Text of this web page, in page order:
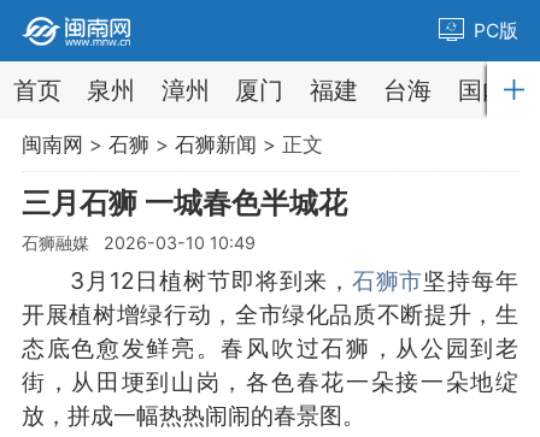
PC版
首页 泉州 漳州 厦门 福建 台海 国内
闽南网 > 石狮 > 石狮新闻 > 正文
三月石狮 一城春色半城花
石狮融媒 2026-03-10 10:49
3月12日植树节即将到来， 石狮市坚持每年
开展植树增绿行动，全市绿化品质不断提升，生
态底色愈发鲜亮。春风吹过石狮，从公园到老
街，从田埂到山岗，各色春花一朵接一朵地绽
放，拼成一幅热热闹闹的春景图。